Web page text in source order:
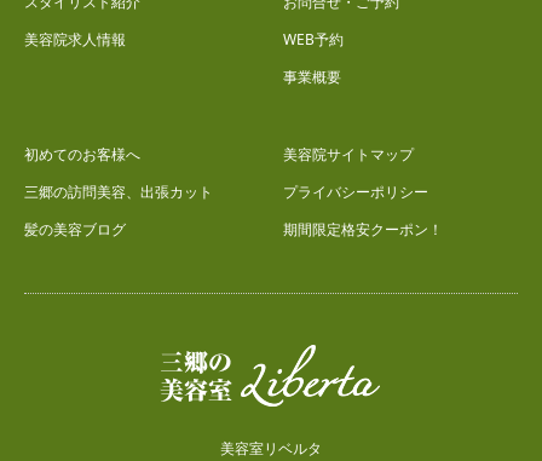
美容院求人情報
WEB予約
事業概要
初めてのお客様へ
三郷の訪問美容、出張カット
髪の美容ブログ
美容院サイトマップ
プライバシーポリシー
期間限定格安クーポン！
美容室リベルタ